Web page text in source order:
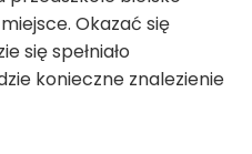
Okazać się
się spełniało
konieczne znalezienie